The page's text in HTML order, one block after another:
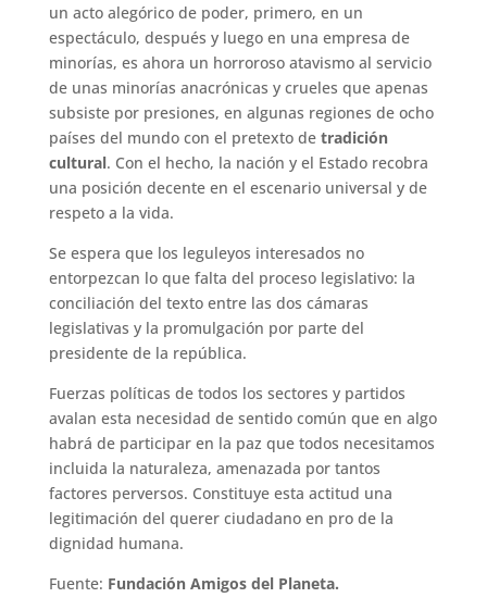
un acto alegórico de poder, primero, en un
espectáculo, después y luego en una empresa de
minorías, es ahora un horroroso atavismo al servicio
de unas minorías anacrónicas y crueles que apenas
subsiste por presiones, en algunas regiones de ocho
países del mundo con el pretexto detradición
cultural. Con el hecho, la nación y el Estado recobra
una posición decente en el escenario universal y de
respeto a la vida.
Se espera que los leguleyos interesados no
entorpezcan lo que falta del proceso legislativo: la
conciliación del texto entre las dos cámaras
legislativas y la promulgación por parte del
presidente de la república.
Fuerzas políticas de todos los sectores y partidos
avalan esta necesidad de sentido común que en algo
habrá de participar en la paz que todos necesitamos
incluida la naturaleza, amenazada por tantos
factores perversos. Constituye esta actitud una
legitimación del querer ciudadano en pro de la
dignidad humana.
Fuente: Fundación Amigos del Planeta.